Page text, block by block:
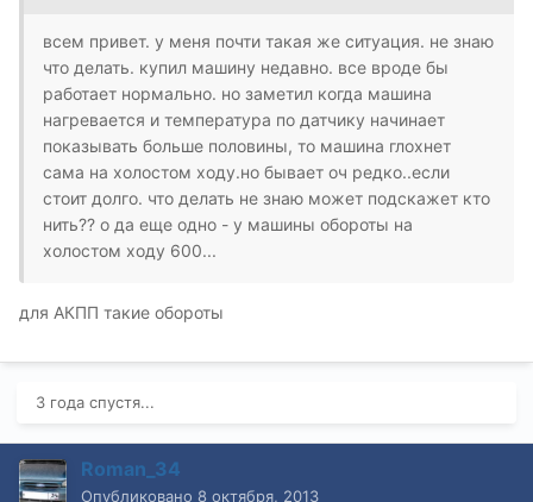
всем привет. у меня почти такая же ситуация. не знаю
что делать. купил машину недавно. все вроде бы
работает нормально. но заметил когда машина
нагревается и температура по датчику начинает
показывать больше половины, то машина глохнет
сама на холостом ходу.но бывает оч редко..если
стоит долго. что делать не знаю может подскажет кто
нить?? о да еще одно - у машины обороты на
холостом ходу 600...
для АКПП такие обороты
3 года спустя...
Roman_34
Опубликовано 8 октября, 2013